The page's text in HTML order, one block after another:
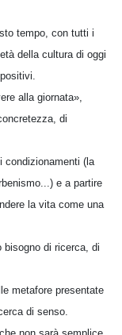
tempo, con tutti i
della cultura di oggi
alla giornata»,
di
condizionamenti (la
e a partire
la vita come una
bisogno di ricerca, di
metafore presentate
di senso.